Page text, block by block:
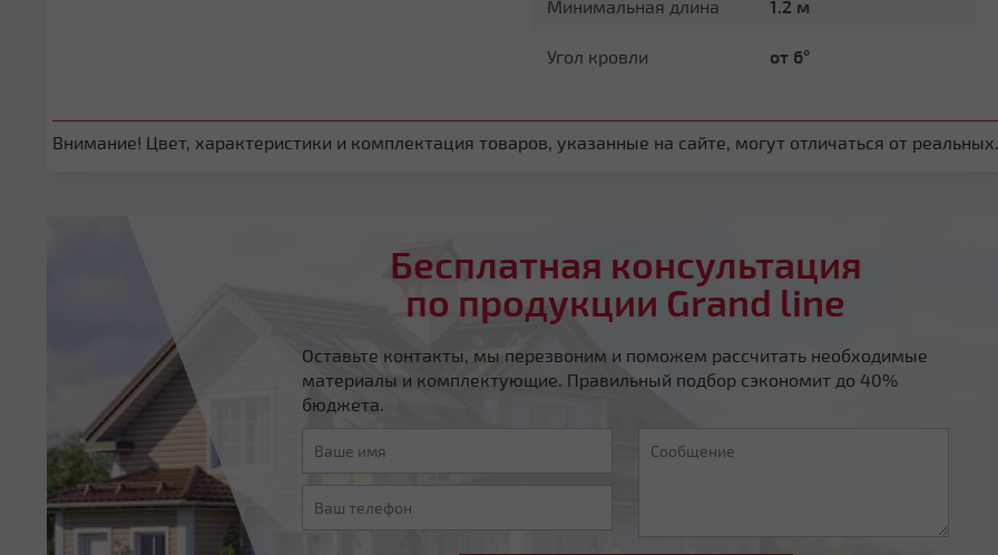
Минимальная длина 1.2 м
Угол кровли от 6°
Внимание! Цвет, характеристики и комплектация товаров, указанные на сайте, могут отличаться от реальных.
Бесплатная консультация
по продукции Grand line
Оставьте контакты, мы перезвоним и поможем рассчитать необходимые
материалы и комплектующие. Правильный подбор сэкономит до 40%
бюджета.